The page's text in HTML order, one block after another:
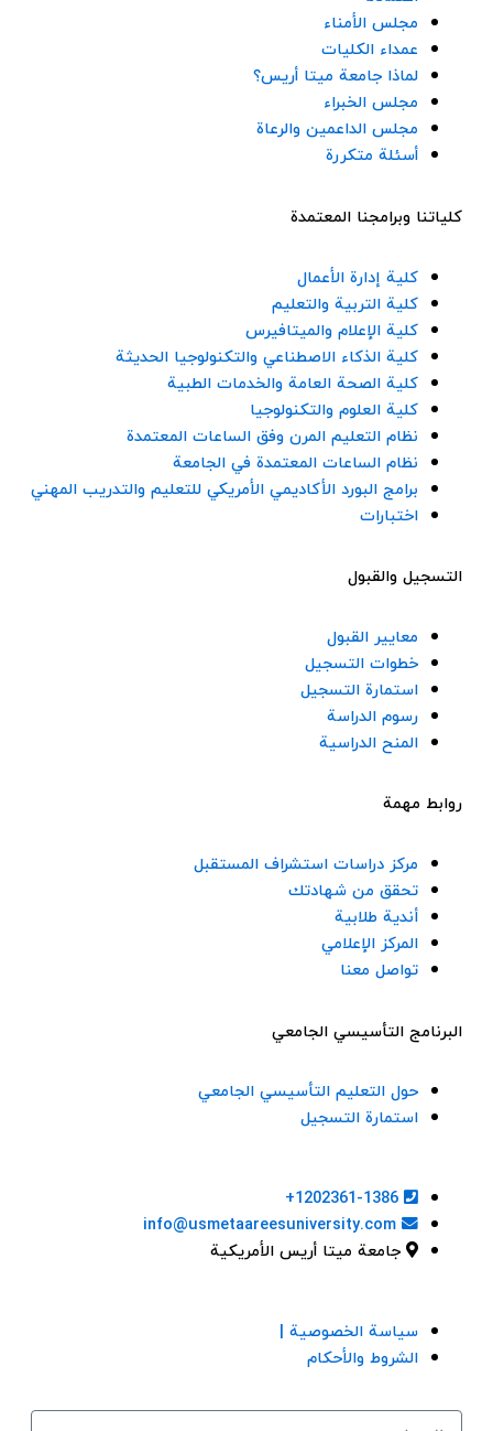
a
g
r
a
m
b
o
o
k
-
f
i
t
e
r
e
مجلس الأمناء
عمداء الكليات
لماذا جامعة ميتا أريس؟
مجلس الخبراء
مجلس الداعمين والرعاة
أسئلة متكررة
كلياتنا وبرامجنا المعتمدة
كلية إدارة الأعمال
كلية التربية والتعليم
كلية الإعلام والميتافيرس
كلية الذكاء الاصطناعي والتكنولوجيا الحديثة
كلية الصحة العامة والخدمات الطبية
كلية العلوم والتكنولوجيا
نظام التعليم المرن وفق الساعات المعتمدة
نظام الساعات المعتمدة في الجامعة
برامج البورد الأكاديمي الأمريكي للتعليم والتدريب المهني
اختبارات
التسجيل والقبول
معايير القبول
خطوات التسجيل
استمارة التسجيل
رسوم الدراسة
المنح الدراسية
روابط مهمة
مركز دراسات استشراف المستقبل
تحقق من شهادتك
أندية طلابية
المركز الإعلامي
تواصل معنا
البرنامج التأسيسي الجامعي
حول التعليم التأسيسي الجامعي
استمارة التسجيل
1202361-1386+
info@usmetaareesuniversity.com
جامعة ميتا أريس الأمريكية
سياسة الخصوصية |
الشروط والأحكام